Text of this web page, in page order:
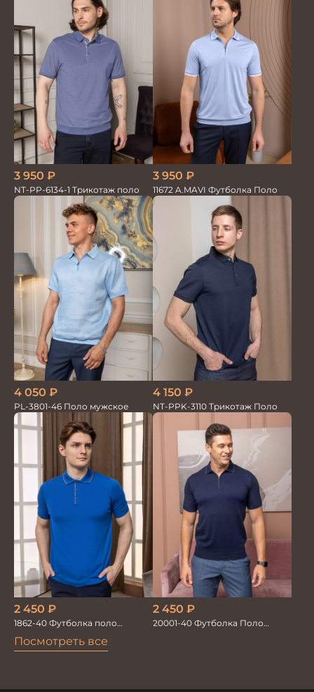
Посмотреть все
3 950 ₽
NT-PP-6134-1 Трикотаж поло
3 950 ₽
11672 A.MAVI Футболка Поло
4 050 ₽
PL-3801-46 Поло мужское
4 150 ₽
NT-PPK-3110 Трикотаж Поло
2 450 ₽
1862-40 Футболка поло
2 450 ₽
20001-40 Футболка Поло